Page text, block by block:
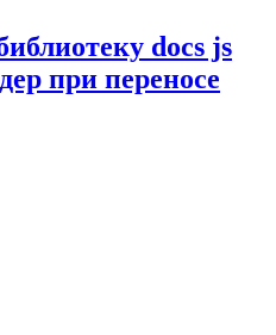
docs js
при переносе